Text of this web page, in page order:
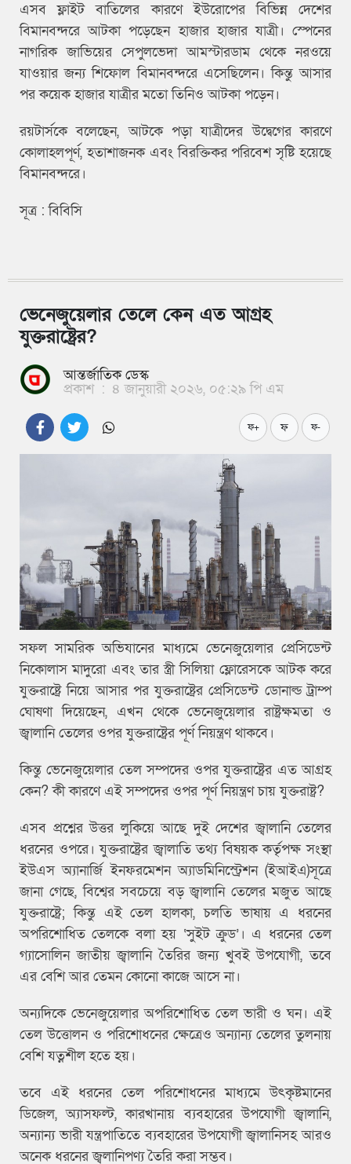
এসব ফ্লাইট বাতিলের কারণে ইউরোপের বিভিন্ন দেশের
বিমানবন্দরে আটকা পড়েছেন হাজার হাজার যাত্রী। স্পেনের
নাগরিক জাভিয়ের সেপুলভেদা আমস্টারডাম থেকে নরওয়ে
যাওয়ার জন্য শিফোল বিমানবন্দরে এসেছিলেন। কিন্তু আসার
পর কয়েক হাজার যাত্রীর মতো তিনিও আটকা পড়েন।
রয়টার্সকে বলেছেন, আটকে পড়া যাত্রীদের উদ্বেগের কারণে
কোলাহলপূর্ণ, হতাশাজনক এবং বিরক্তিকর পরিবেশ সৃষ্টি হয়েছে
বিমানবন্দরে।
সূত্র : বিবিসি
ভেনেজুয়েলার তেলে কেন এত আগ্রহ
যুক্তরাষ্ট্রের?
আন্তর্জাতিক ডেস্ক
প্রকাশ : ৪ জানুয়ারী ২০২৬, ০৫:২৯ পি এম
ফ+ ফ ফ-
সফল সামরিক অভিযানের মাধ্যমে ভেনেজুয়েলার প্রেসিডেন্ট
নিকোলাস মাদুরো এবং তার স্ত্রী সিলিয়া ফ্লোরেসকে আটক করে
যুক্তরাষ্ট্রে নিয়ে আসার পর যুক্তরাষ্ট্রের প্রেসিডেন্ট ডোনাল্ড ট্রাম্প
ঘোষণা দিয়েছেন, এখন থেকে ভেনেজুয়েলার রাষ্ট্রক্ষমতা ও
জ্বালানি তেলের ওপর যুক্তরাষ্ট্রের পূর্ণ নিয়ন্ত্রণ থাকবে।
কিন্তু ভেনেজুয়েলার তেল সম্পদের ওপর যুক্তরাষ্ট্রের এত আগ্রহ
কেন? কী কারণে এই সম্পদের ওপর পূর্ণ নিয়ন্ত্রণ চায় যুক্তরাষ্ট্র?
এসব প্রশ্নের উত্তর লুকিয়ে আছে দুই দেশের জ্বালানি তেলের
ধরনের ওপরে। যুক্তরাষ্ট্রের জ্বালাতি তথ্য বিষয়ক কর্তৃপক্ষ সংস্থা
ইউএস অ্যানার্জি ইনফরমেশন অ্যাডমিনিস্ট্রেশন (ইআইএ)সূত্রে
জানা গেছে, বিশ্বের সবচেয়ে বড় জ্বালানি তেলের মজুত আছে
যুক্তরাষ্ট্রে; কিন্তু এই তেল হালকা, চলতি ভাষায় এ ধরনের
অপরিশোধিত তেলকে বলা হয় ‘সুইট ক্রুড’। এ ধরনের তেল
গ্যাসোলিন জাতীয় জ্বালানি তৈরির জন্য খুবই উপযোগী, তবে
এর বেশি আর তেমন কোনো কাজে আসে না।
অন্যদিকে ভেনেজুয়েলার অপরিশোধিত তেল ভারী ও ঘন। এই
তেল উত্তোলন ও পরিশোধনের ক্ষেত্রেও অন্যান্য তেলের তুলনায়
বেশি যত্নশীল হতে হয়।
তবে এই ধরনের তেল পরিশোধনের মাধ্যমে উৎকৃষ্টমানের
ডিজেল, অ্যাসফল্ট, কারখানায় ব্যবহারের উপযোগী জ্বালানি,
অন্যান্য ভারী যন্ত্রপাতিতে ব্যবহারের উপযোগী জ্বালানিসহ আরও
অনেক ধরনের জ্বলানিপণ্য তৈরি করা সম্ভব।